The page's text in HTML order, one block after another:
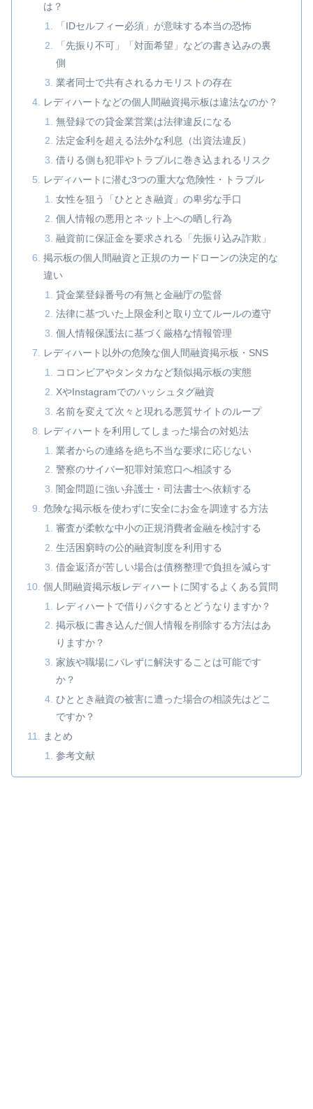
は？
「IDセルフィー必須」が意味する本当の恐怖
「先振り不可」「対面希望」などの書き込みの裏
側
業者同士で共有されるカモリストの存在
レディハートなどの個人間融資掲示板は違法なのか？
無登録での貸金業営業は法律違反になる
法定金利を超える法外な利息（出資法違反）
借りる側も犯罪やトラブルに巻き込まれるリスク
レディハートに潜む3つの重大な危険性・トラブル
女性を狙う「ひととき融資」の卑劣な手口
個人情報の悪用とネット上への晒し行為
融資前に保証金を要求される「先振り込み詐欺」
掲示板の個人間融資と正規のカードローンの決定的な
違い
貸金業登録番号の有無と金融庁の監督
法律に基づいた上限金利と取り立てルールの遵守
個人情報保護法に基づく厳格な情報管理
レディハート以外の危険な個人間融資掲示板・SNS
コロンビアやタンタカなど類似掲示板の実態
XやInstagramでのハッシュタグ融資
名前を変えて次々と現れる悪質サイトのループ
レディハートを利用してしまった場合の対処法
業者からの連絡を絶ち不当な要求に応じない
警察のサイバー犯罪対策窓口へ相談する
闇金問題に強い弁護士・司法書士へ依頼する
危険な掲示板を使わずに安全にお金を調達する方法
審査が柔軟な中小の正規消費者金融を検討する
生活困窮時の公的融資制度を利用する
借金返済が苦しい場合は債務整理で負担を減らす
個人間融資掲示板レディハートに関するよくある質問
レディハートで借りパクするとどうなりますか？
掲示板に書き込んだ個人情報を削除する方法はあ
りますか？
家族や職場にバレずに解決することは可能です
か？
ひととき融資の被害に遭った場合の相談先はどこ
ですか？
まとめ
参考文献